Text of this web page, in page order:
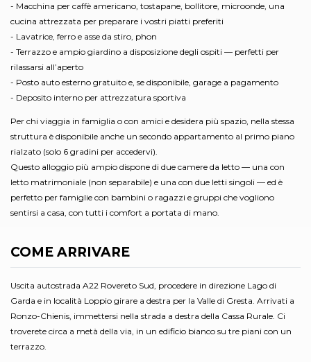
- Macchina per caffè americano, tostapane, bollitore, microonde, una
cucina attrezzata per preparare i vostri piatti preferiti
- Lavatrice, ferro e asse da stiro, phon
- Terrazzo e ampio giardino a disposizione degli ospiti — perfetti per
rilassarsi all’aperto
- Posto auto esterno gratuito e, se disponibile, garage a pagamento
- Deposito interno per attrezzatura sportiva
Per chi viaggia in famiglia o con amici e desidera più spazio, nella stessa
struttura è disponibile anche un secondo appartamento al primo piano
rialzato (solo 6 gradini per accedervi).
Questo alloggio più ampio dispone di due camere da letto — una con
letto matrimoniale (non separabile) e una con due letti singoli — ed è
perfetto per famiglie con bambini o ragazzi e gruppi che vogliono
sentirsi a casa, con tutti i comfort a portata di mano.
COME ARRIVARE
Uscita autostrada A22 Rovereto Sud, procedere in direzione Lago di
Garda e in località Loppio girare a destra per la Valle di Gresta. Arrivati a
Ronzo-Chienis, immettersi nella strada a destra della Cassa Rurale. Ci
troverete circa a metà della via, in un edificio bianco su tre piani con un
terrazzo.